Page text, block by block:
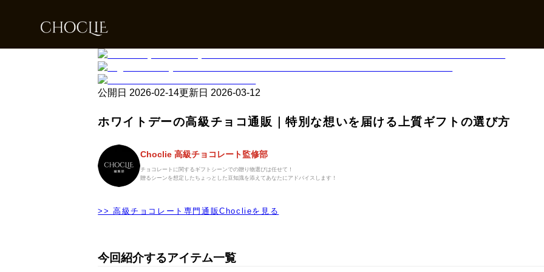
公開日 2026-02-14更新日 2026-03-12
ホワイトデーの高級チョコ通販｜特別な想いを届ける上質ギフトの選び方
Choclie 高級チョコレート監修部
チョコレートに関するギフトシーンでの贈り物選びは任せて！
贈るシーンを想定したちょっとした豆知識を添えてあなたにアドバイスします！
>> 高級チョコレート専門通販Choclieを見る
今回紹介するアイテム一覧